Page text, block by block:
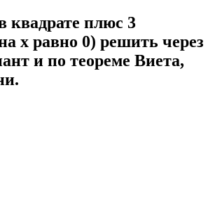
квадрате плюс 3
x равно 0) решить через
и по теореме Виета,